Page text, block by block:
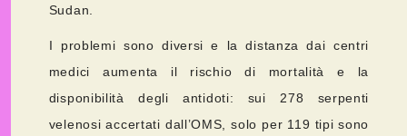
Sudan.
I problemi sono diversi e la distanza dai centri
medici aumenta il rischio di mortalità e la
disponibilità degli antidoti: sui 278 serpenti
velenosi accertati dall’OMS, solo per 119 tipi sono